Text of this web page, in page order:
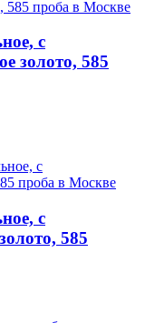
с
золото, 585
с
585